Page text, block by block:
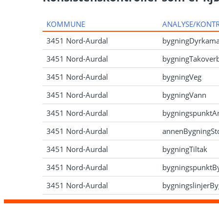
KOMMUNE
ANALYSE/
3451 Nord-Aurdal
3451 Nord-Aurdal
3451 Nord-Aurdal
bygningVeg
3451 Nord-Aurdal
bygningVann
3451 Nord-Aurdal
3451 Nord-Aurdal
3451 Nord-Aurdal
bygningTiltak
3451 Nord-Aurdal
3451 Nord-Aurdal